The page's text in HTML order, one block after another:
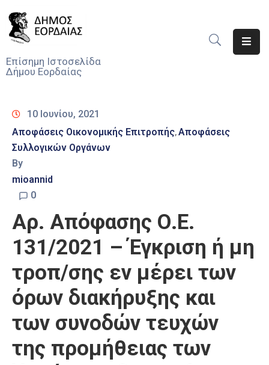
Επίσημη Ιστοσελίδα
Δήμου Εορδαίας
Νέα
Υπηρεσίες
Του
Δήμου
Αποφάσεις
Τηλέφωνα
Καιρός
10 Ιουνίου, 2021
Αποφάσεις Οικονομικής Επιτροπής‚Αποφάσεις
Συλλογικών Οργάνων
By
mioannid
0
Αρ. Απόφασης Ο.Ε.
131/2021 – Έγκριση ή μη
τροπ/σης εν μέρει των
όρων διακήρυξης και
των συνοδών τευχών
της προμήθειας των